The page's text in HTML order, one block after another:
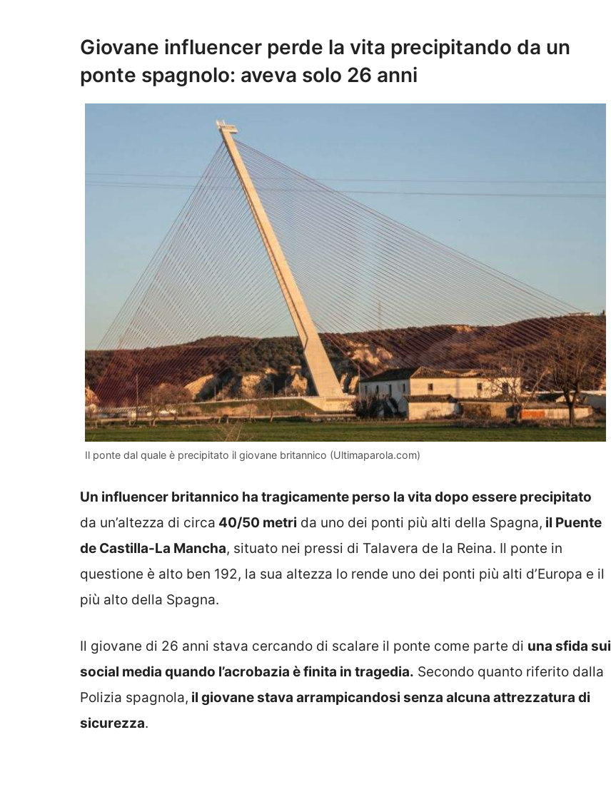
Giovane influencer perde la vita precipitando da un
ponte spagnolo: aveva solo 26 anni
Il ponte dal quale è precipitato il giovane britannico (Ultimaparola.com)
Un influencer britannico ha tragicamente perso la vita dopo essere precipitato
da un’altezza di circa 40/50 metri da uno dei ponti più alti della Spagna, il Puente
de Castilla-La Mancha, situato nei pressi di Talavera de la Reina. Il ponte in
questione è alto ben 192, la sua altezza lo rende uno dei ponti più alti d’Europa e il
più alto della Spagna.
Il giovane di 26 anni stava cercando di scalare il ponte come parte di una sfida sui
social media quando l’acrobazia è finita in tragedia. Secondo quanto riferito dalla
Polizia spagnola, il giovane stava arrampicandosi senza alcuna attrezzatura di
sicurezza.